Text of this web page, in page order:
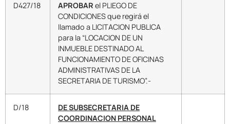
D427/18 APROBAR el PLIEGO DE
CONDICIONES que regirá el
llamado a LICITACION PUBLICA
para la “LOCACION DE UN
INMUEBLE DESTINADO AL
FUNCIONAMIENTO DE OFICINAS
ADMINISTRATIVAS DE LA
SECRETARIA DE TURISMO”.-
D/18
DE SUBSECRETARIA DE
COORDINACION PERSONAL